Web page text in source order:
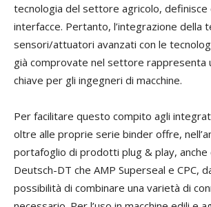
tecnologia del settore agricolo,
interfacce. Pertanto, l’integrazione della
sensori/attuatori avanzati con le
già comprovate nel settore rappresenta
chiave per gli ingegneri di macchine.
Per facilitare questo compito agli
oltre alle proprie serie binder offre,
portafoglio di prodotti plug & play, anche
Deutsch-DT che AMP Superseal e CPC,
possibilità di combinare una varietà di